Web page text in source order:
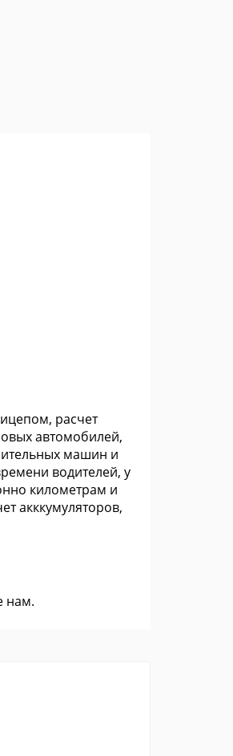
расчет
автомобилей,
машин и
водителей, у
километрам и
акккумуляторов,
нам.